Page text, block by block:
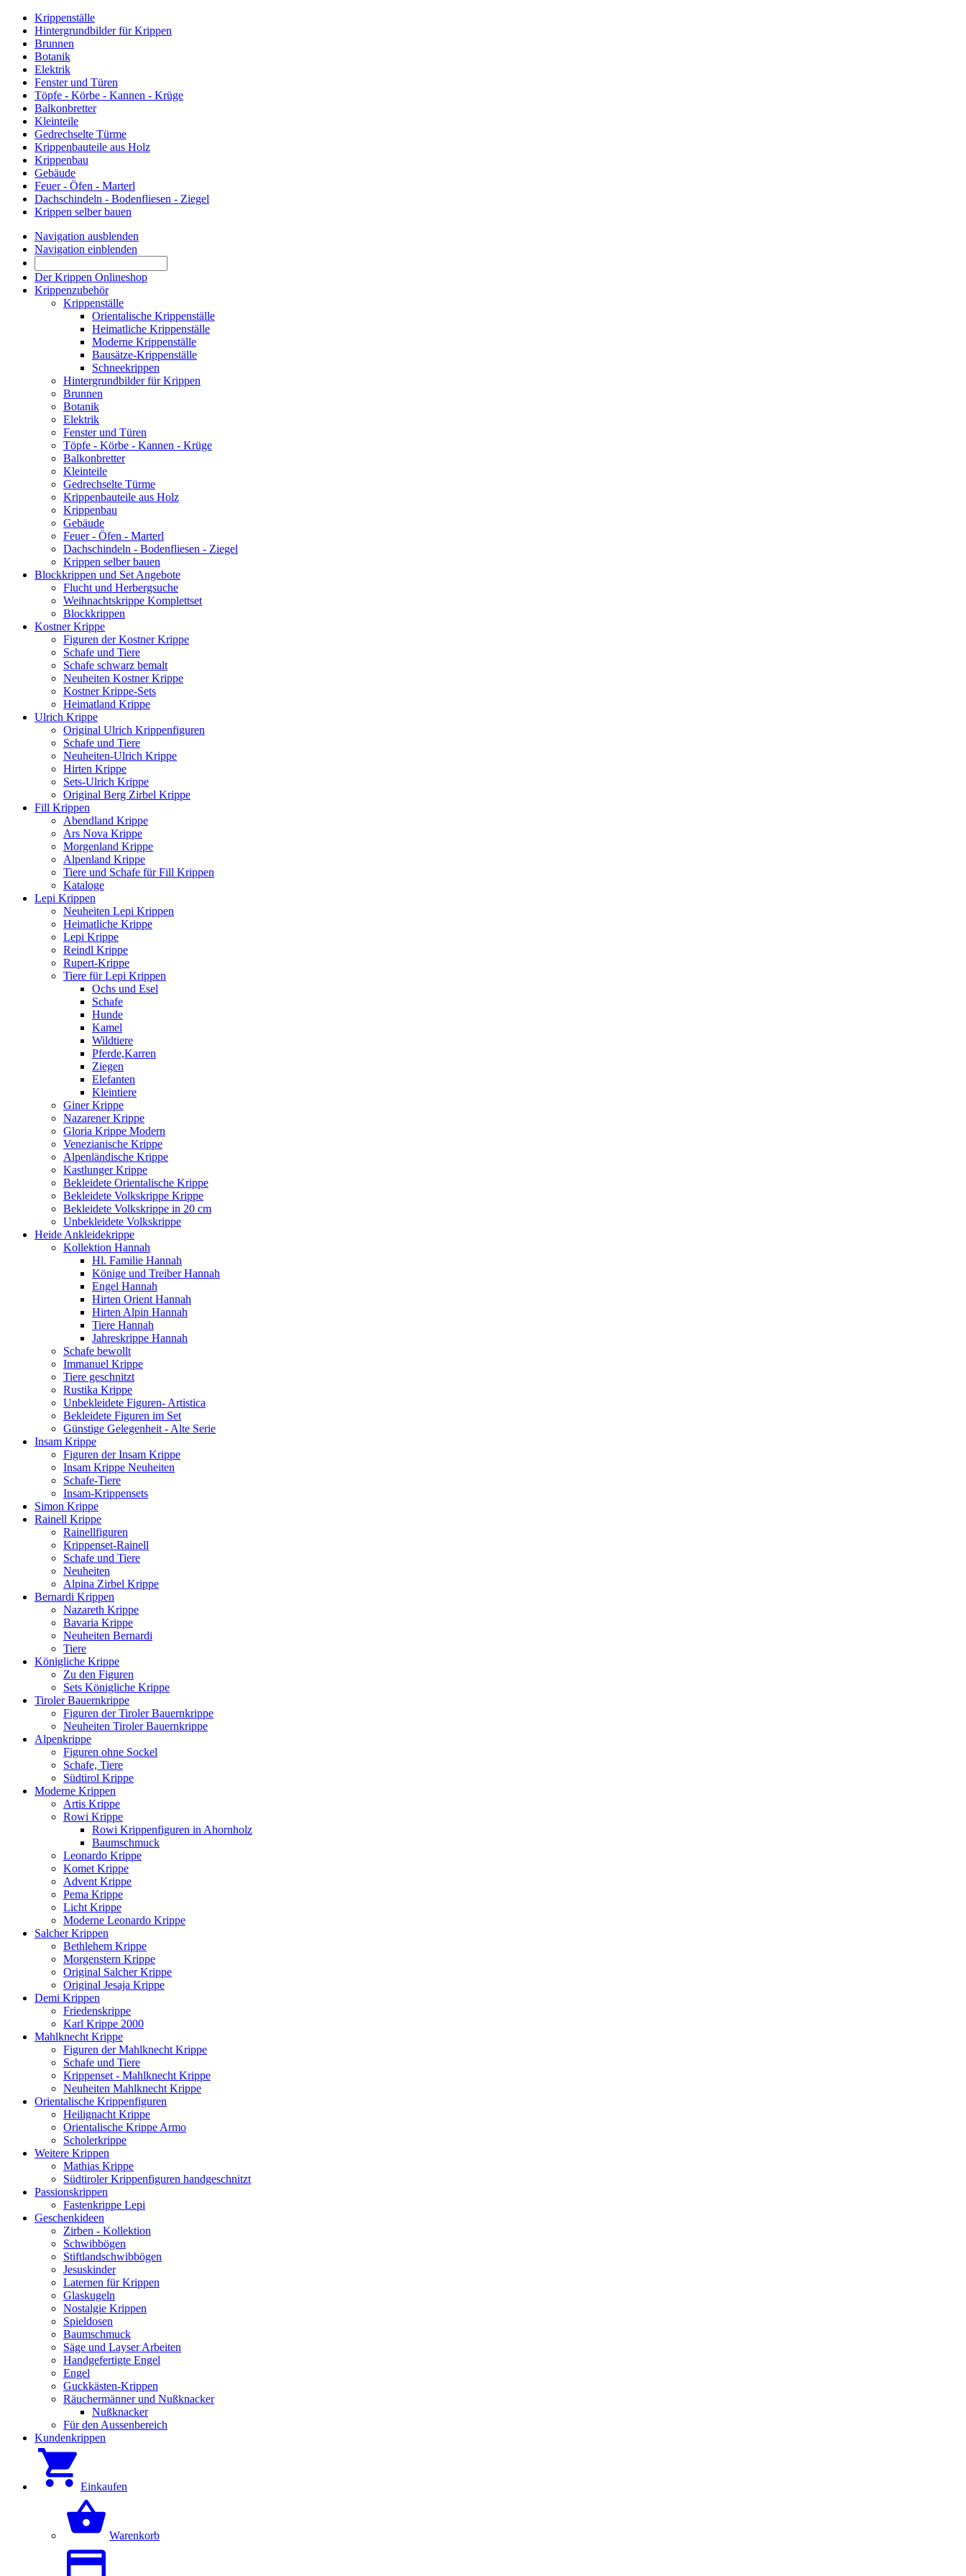
Krippenställe
Hintergrundbilder für Krippen
Brunnen
Botanik
Elektrik
Fenster und Türen
Töpfe - Körbe - Kannen - Krüge
Balkonbretter
Kleinteile
Gedrechselte Türme
Krippenbauteile aus Holz
Krippenbau
Gebäude
Feuer - Öfen - Marterl
Dachschindeln - Bodenfliesen - Ziegel
Krippen selber bauen
Navigation ausblenden
Navigation einblenden
Der Krippen Onlineshop
Krippenzubehör
Krippenställe
Orientalische Krippenställe
Heimatliche Krippenställe
Moderne Krippenställe
Bausätze-Krippenställe
Schneekrippen
Hintergrundbilder für Krippen
Brunnen
Botanik
Elektrik
Fenster und Türen
Töpfe - Körbe - Kannen - Krüge
Balkonbretter
Kleinteile
Gedrechselte Türme
Krippenbauteile aus Holz
Krippenbau
Gebäude
Feuer - Öfen - Marterl
Dachschindeln - Bodenfliesen - Ziegel
Krippen selber bauen
Blockkrippen und Set Angebote
Flucht und Herbergsuche
Weihnachtskrippe Komplettset
Blockkrippen
Kostner Krippe
Figuren der Kostner Krippe
Schafe und Tiere
Schafe schwarz bemalt
Neuheiten Kostner Krippe
Kostner Krippe-Sets
Heimatland Krippe
Ulrich Krippe
Original Ulrich Krippenfiguren
Schafe und Tiere
Neuheiten-Ulrich Krippe
Hirten Krippe
Sets-Ulrich Krippe
Original Berg Zirbel Krippe
Fill Krippen
Abendland Krippe
Ars Nova Krippe
Morgenland Krippe
Alpenland Krippe
Tiere und Schafe für Fill Krippen
Kataloge
Lepi Krippen
Neuheiten Lepi Krippen
Heimatliche Krippe
Lepi Krippe
Reindl Krippe
Rupert-Krippe
Tiere für Lepi Krippen
Ochs und Esel
Schafe
Hunde
Kamel
Wildtiere
Pferde,Karren
Ziegen
Elefanten
Kleintiere
Giner Krippe
Nazarener Krippe
Gloria Krippe Modern
Venezianische Krippe
Alpenländische Krippe
Kastlunger Krippe
Bekleidete Orientalische Krippe
Bekleidete Volkskrippe Krippe
Bekleidete Volkskrippe in 20 cm
Unbekleidete Volkskrippe
Heide Ankleidekrippe
Kollektion Hannah
Hl. Familie Hannah
Könige und Treiber Hannah
Engel Hannah
Hirten Orient Hannah
Hirten Alpin Hannah
Tiere Hannah
Jahreskrippe Hannah
Schafe bewollt
Immanuel Krippe
Tiere geschnitzt
Rustika Krippe
Unbekleidete Figuren- Artistica
Bekleidete Figuren im Set
Günstige Gelegenheit - Alte Serie
Insam Krippe
Figuren der Insam Krippe
Insam Krippe Neuheiten
Schafe-Tiere
Insam-Krippensets
Simon Krippe
Rainell Krippe
Rainellfiguren
Krippenset-Rainell
Schafe und Tiere
Neuheiten
Alpina Zirbel Krippe
Bernardi Krippen
Nazareth Krippe
Bavaria Krippe
Neuheiten Bernardi
Tiere
Königliche Krippe
Zu den Figuren
Sets Königliche Krippe
Tiroler Bauernkrippe
Figuren der Tiroler Bauernkrippe
Neuheiten Tiroler Bauernkrippe
Alpenkrippe
Figuren ohne Sockel
Schafe, Tiere
Südtirol Krippe
Moderne Krippen
Artis Krippe
Rowi Krippe
Rowi Krippenfiguren in Ahornholz
Baumschmuck
Leonardo Krippe
Komet Krippe
Advent Krippe
Pema Krippe
Licht Krippe
Moderne Leonardo Krippe
Salcher Krippen
Bethlehem Krippe
Morgenstern Krippe
Original Salcher Krippe
Original Jesaja Krippe
Demi Krippen
Friedenskrippe
Karl Krippe 2000
Mahlknecht Krippe
Figuren der Mahlknecht Krippe
Schafe und Tiere
Krippenset - Mahlknecht Krippe
Neuheiten Mahlknecht Krippe
Orientalische Krippenfiguren
Heilignacht Krippe
Orientalische Krippe Armo
Scholerkrippe
Weitere Krippen
Mathias Krippe
Südtiroler Krippenfiguren handgeschnitzt
Passionskrippen
Fastenkrippe Lepi
Geschenkideen
Zirben - Kollektion
Schwibbögen
Stiftlandschwibbögen
Jesuskinder
Laternen für Krippen
Glaskugeln
Nostalgie Krippen
Spieldosen
Baumschmuck
Säge und Layser Arbeiten
Handgefertigte Engel
Engel
Guckkästen-Krippen
Räuchermänner und Nußknacker
Nußknacker
Für den Aussenbereich
Kundenkrippen
Einkaufen
Warenkorb